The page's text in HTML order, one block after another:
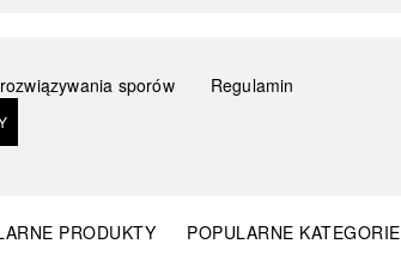
sporów
Regulamin
PRODUKTY
POPULARNE KATEGORIE